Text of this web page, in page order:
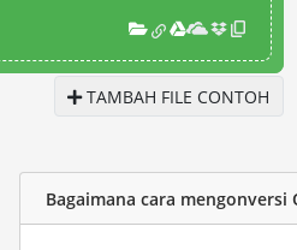
TAMBAH FILE CONTOH
Bagaimana cara mengonversi